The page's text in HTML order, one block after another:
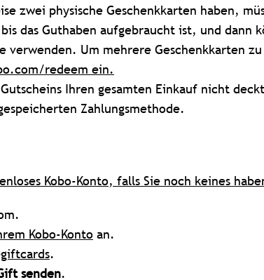
zwei physische Geschenkkarten haben,
das Guthaben aufgebraucht ist, und dann
verwenden. Um mehrere Geschenkkarten
redeem ein.
Ihren gesamten Einkauf nicht
Zahlungsmethode.
Kobo-Konto, falls Sie noch keines
Kobo-Konto an.
.
senden.